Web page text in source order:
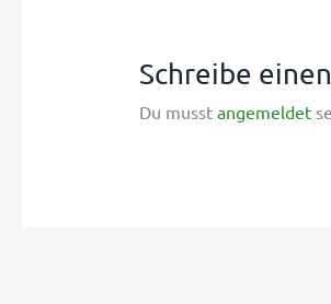
Schreibe
Du musst angemeldet